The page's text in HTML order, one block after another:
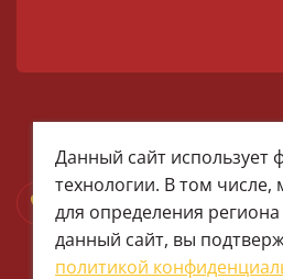
+7 (922) 025-50-
Тел:+7 (343) 374-
Тел: +7 (343)
+7 (922) 609-29-
Данный сайт
технологии. В том
для определения
данный сайт, вы
политикой